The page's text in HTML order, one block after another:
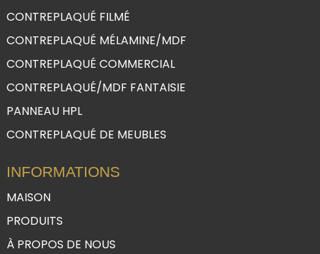
CONTREPLAQUÉ FILMÉ
CONTREPLAQUÉ MÉLAMINE/MDF
CONTREPLAQUÉ COMMERCIAL
CONTREPLAQUÉ/MDF FANTAISIE
PANNEAU HPL
CONTREPLAQUÉ DE MEUBLES
INFORMATIONS
MAISON
PRODUITS
À PROPOS DE NOUS